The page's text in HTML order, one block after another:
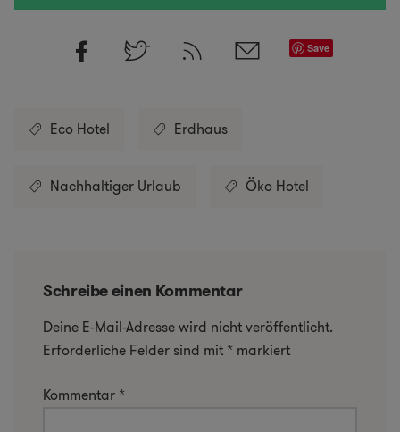
Save
Eco Hotel Erdhaus
Nachhaltiger Urlaub Öko Hotel
Schreibe einen Kommentar
Deine E-Mail-Adresse wird nicht veröffentlicht.
Erforderliche Felder sind mit * markiert
Kommentar *